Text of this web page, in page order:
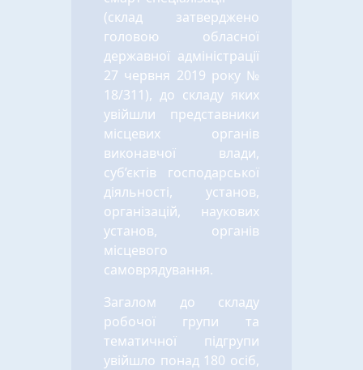
(склад затверджено
головою обласної
державної адміністрації
27 червня 2019 року №
18/311), до складу яких
увійшли представники
місцевих органів
виконавчої влади,
суб’єктів господарської
діяльності, установ,
організацій, наукових
установ, органів
місцевого
самоврядування.
Загалом до складу
робочої групи та
тематичної підгрупи
увійшло понад 180 осіб,